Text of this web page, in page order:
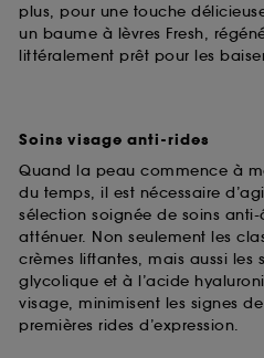
plus, pour une touche
un baume à lèvres Fresh,
littéralement prêt pour les
Soins visage anti-rides
Quand la peau commence à
du temps, il est nécessaire
sélection soignée de soins
atténuer. Non seulement les
crèmes liftantes, mais aussi les
glycolique et à l’acide
visage, minimisent les signes
premières rides d’expression.